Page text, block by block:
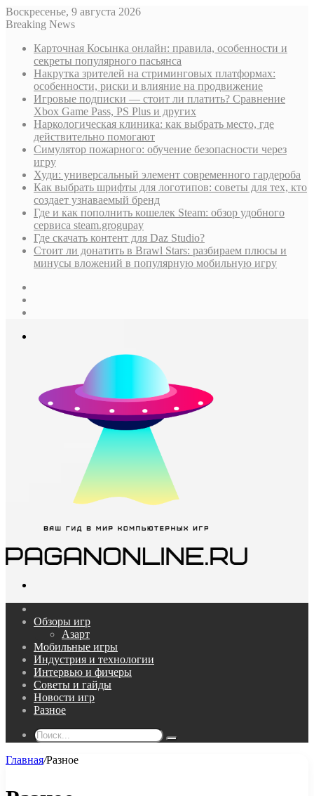
Воскресенье, 9 августа 2026
Breaking News
Карточная Косынка онлайн: правила, особенности и
секреты популярного пасьянса
Накрутка зрителей на стриминговых платформах:
особенности, риски и влияние на продвижение
Игровые подписки — стоит ли платить? Сравнение
Xbox Game Pass, PS Plus и других
Наркологическая клиника: как выбрать место, где
действительно помогают
Симулятор пожарного: обучение безопасности через
игру
Худи: универсальный элемент современного гардероба
Как выбрать шрифты для логотипов: советы для тех, кто
создает узнаваемый бренд
Где и как пополнить кошелек Steam: обзор удобного
сервиса steam.grogupay
Где скачать контент для Daz Studio?
Стоит ли донатить в Brawl Stars: разбираем плюсы и
минусы вложений в популярную мобильную игру
Обзоры игр
Азарт
Мобильные игры
Индустрия и технологии
Интервью и фичеры
Советы и гайды
Новости игр
Разное
Поиск...
Главная/Разное